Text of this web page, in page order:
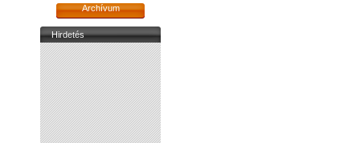
Archívum
Hirdetés